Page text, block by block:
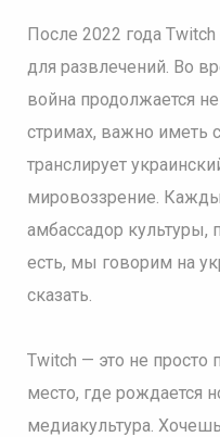
После 2022 года
для развлечений. Во
война продолжается
стримах, важно иметь
транслирует
мировоззрение.
амбассадор
есть, мы говорим на
сказать.
Twitch — это не просто
место, где рождается
медиакультура.